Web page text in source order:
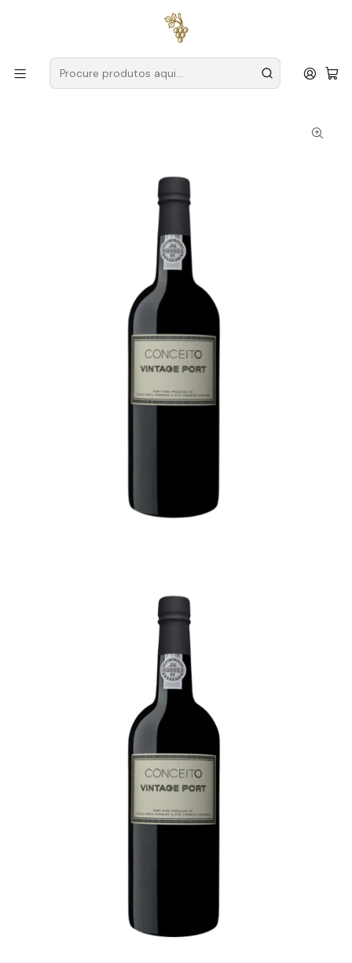
para encomendas a partir de
Produtores Douro
Conceito
Conceito Porto Branco 10 Anos 75cl